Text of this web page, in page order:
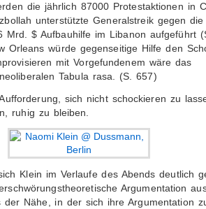
die jährlich 87000 Protestaktionen in
unterstützte Generalstreik gegen die
Mrd. $ Aufbauhilfe im Libanon aufgeführt
Orleans würde gegenseitige Hilfe den
mit Vorgefundenem wäre das
Tabula rasa. (S. 657)
sich nicht schockieren zu
ruhig zu bleiben.
Klein im Verlaufe des Abends deutlich
Argumentation
der Nähe, in der sich ihre Argumentation